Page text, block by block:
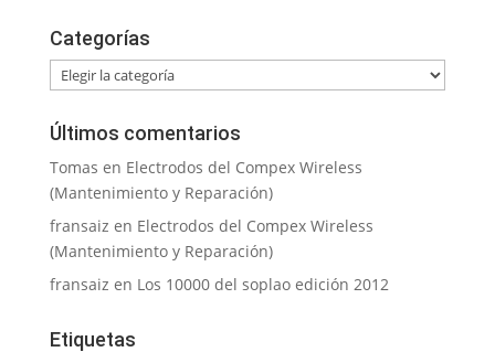
Categorías
Categorías
Últimos comentarios
Tomas en Electrodos del Compex Wireless
(Mantenimiento y Reparación)
fransaiz en Electrodos del Compex Wireless
(Mantenimiento y Reparación)
fransaiz en Los 10000 del soplao edición 2012
Etiquetas